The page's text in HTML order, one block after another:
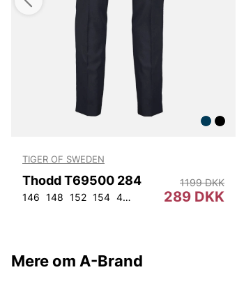
TIGER OF SWEDEN
Thodd T69500 284
146 148 152 154 44 48 50 52 54
289 DKK
1199 DKK
Mere om A-Brand